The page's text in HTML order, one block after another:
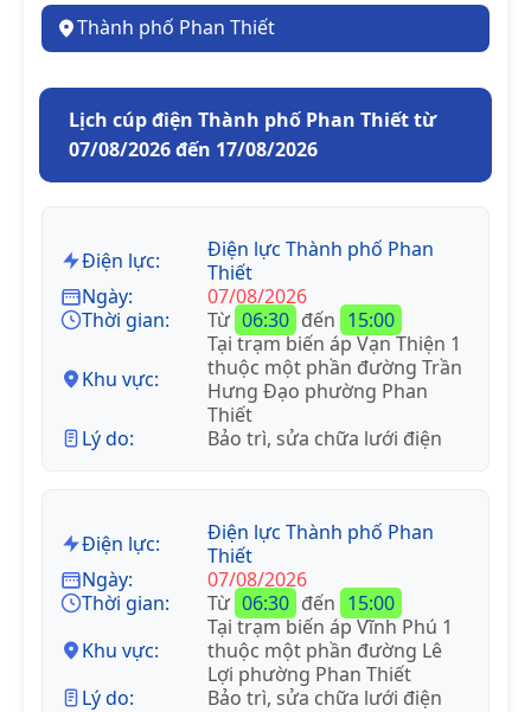
Thành phố Phan Thiết
Lịch cúp điện Thành phố Phan Thiết từ
07/08/2026 đến 17/08/2026
Điện lực:
Điện lực Thành phố Phan
Thiết
Ngày:
07/08/2026
Thời gian:
Từ 06:30 đến 15:00
Khu vực:
Tại trạm biến áp Vạn Thiện 1
thuộc một phần đường Trần
Hưng Đạo phường Phan
Thiết
Lý do:
Bảo trì, sửa chữa lưới điện
Điện lực:
Điện lực Thành phố Phan
Thiết
Ngày:
07/08/2026
Thời gian:
Từ 06:30 đến 15:00
Khu vực:
Tại trạm biến áp Vĩnh Phú 1
thuộc một phần đường Lê
Lợi phường Phan Thiết
Lý do:
Bảo trì, sửa chữa lưới điện